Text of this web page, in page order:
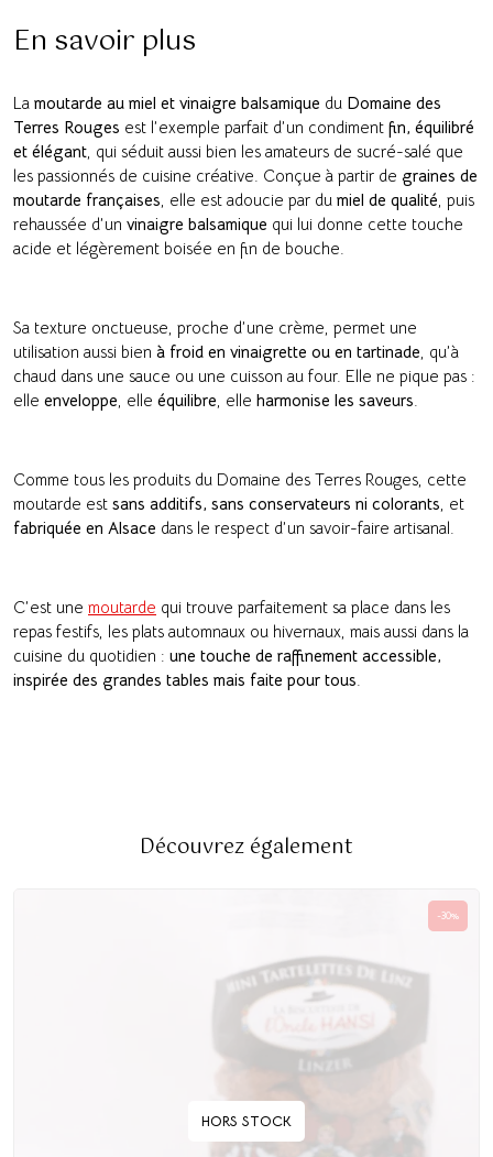
En savoir plus
La moutarde au miel et vinaigre balsamique du Domaine des
Terres Rouges est l’exemple parfait d’un condiment fin, équilibré
et élégant , qui séduit aussi bien les amateurs de sucré-salé que
les passionnés de cuisine créative. Conçue à partir de graines de
moutarde françaises , elle est adoucie par du miel de qualité , puis
rehaussée d’un vinaigre balsamique qui lui donne cette touche
acide et légèrement boisée en fin de bouche.
Sa texture onctueuse, proche d’une crème, permet une
utilisation aussi bien à froid en vinaigrette ou en tartinade , qu’à
chaud dans une sauce ou une cuisson au four. Elle ne pique pas :
elle enveloppe , elle équilibre , elle harmonise les saveurs
Comme tous les produits du Domaine des Terres Rouges, cette
moutarde est sans additifs, sans conservateurs ni colorants , et
fabriquée en Alsace dans le respect d’un savoir-faire artisanal.
C’est une moutarde qui trouve parfaitement sa place dans les
repas festifs, les plats automnaux ou hivernaux, mais aussi dans la
cuisine du quotidien : une touche de raffinement accessible,
inspirée des grandes tables mais faite pour tous
Découvrez également
-30%
HORS STOCK